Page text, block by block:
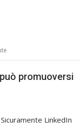
promuoversi
Sicuramente LinkedIn